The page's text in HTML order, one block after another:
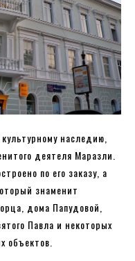
наследию,
деятеля Маразли.
по его заказу, а
знаменит
дома Папудовой,
Павла и некоторых
объектов.